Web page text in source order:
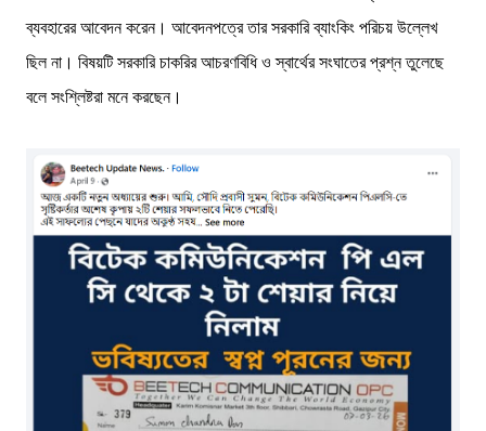
ব্যবহারের আবেদন করেন। আবেদনপত্রে তার সরকারি ব্যাংকিং পরিচয় উল্লেখ
ছিল না। বিষয়টি সরকারি চাকরির আচরণবিধি ও স্বার্থের সংঘাতের প্রশ্ন তুলেছে
বলে সংশ্লিষ্টরা মনে করছেন।